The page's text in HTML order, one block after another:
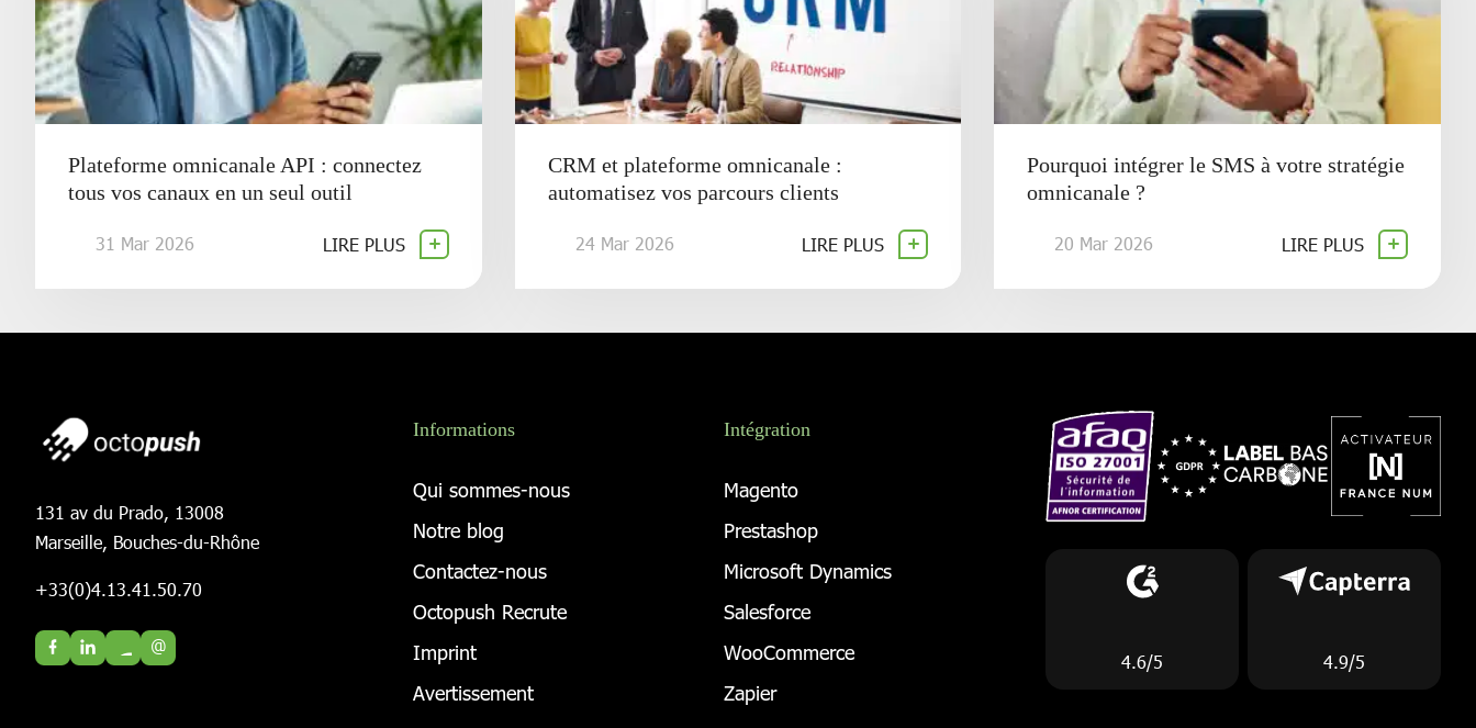
Plateforme omnicanale API : connectez
tous vos canaux en un seul outil
31 Mar 2026 LIRE PLUS
CRM et plateforme omnicanale :
automatisez vos parcours clients
24 Mar 2026 LIRE PLUS
Pourquoi intégrer le SMS à votre stratégie
omnicanale ?
20 Mar 2026 LIRE PLUS
131 av du Prado, 13008
Marseille, Bouches-du-Rhône
+33(0)4.13.41.50.70
@
Informations
Qui sommes-nous
Notre blog
Contactez-nous
Octopush Recrute
Imprint
Avertissement
Intégration
Magento
Prestashop
Microsoft Dynamics
Salesforce
WooCommerce
Zapier
4.6/5 4.9/5